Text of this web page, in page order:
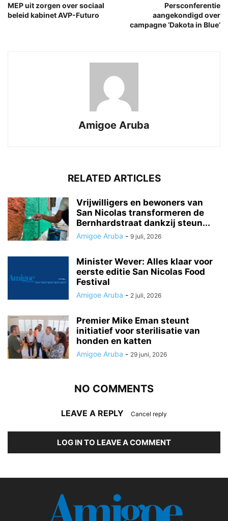
MEP uit zorgen over sociaal
beleid kabinet AVP-Futuro
Persconferentie
aangekondigd over
campagne ‘Dakota in Blue’
Amigoe Aruba
RELATED ARTICLES
Vrijwilligers en bewoners van
San Nicolas transformeren de
Bernhardstraat dankzij steun...
Amigoe Aruba - 9 juli, 2026
Minister Wever: Alles klaar voor
eerste editie San Nicolas Food
Festival
Amigoe Aruba - 2 juli, 2026
Premier Mike Eman steunt
initiatief voor sterilisatie van
honden en katten
Amigoe Aruba - 29 juni, 2026
NO COMMENTS
LEAVE A REPLY Cancel reply
LOG IN TO LEAVE A COMMENT